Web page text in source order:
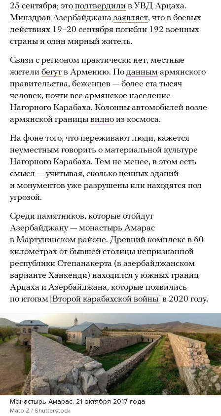
25 сентября; это подтвердили в УВД Арцаха.
Минздрав Азербайджана заявляет, что в боевых
действиях 19–20 сентября погибли 192 военных
страны и один мирный житель.
Связи с регионом практически нет, местные
жители бегут в Армению. По данным армянского
правительства, беженцев — более ста тысяч
человек, почти все армянское население
Нагорного Карабаха. Колонны автомобилей возле
армянской границы видно из космоса.
На фоне того, что переживают люди, кажется
неуместным говорить о материальной культуре
Нагорного Карабаха. Тем не менее, в этом есть
смысл — учитывая, сколько ценных зданий
и монументов уже разрушены или находятся под
угрозой.
Среди памятников, которые отойдут
Азербайджану — монастырь Амарас
в Мартунинском районе. Древний комплекс в 60
километрах от бывшей столицы непризнанной
республики Степанакерта (в азербайджанском
варианте Ханкенди) находился у южных границ
Арцаха и Азербайджана, которые появились
по итогам Второй карабахской войны в 2020 году.
Монастырь Амарас. 21 октября 2017 года
Mato Z / Shutterstock